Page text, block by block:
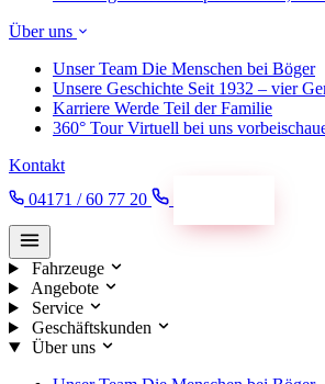
Über uns
Unser Team Die Menschen bei Böger
Unsere Geschichte Seit 1932 – vier
Karriere Werde Teil der Familie
360° Tour Virtuell bei uns
Kontakt
04171 / 60 77 20
Fahrzeuge
Angebote
Service
Geschäftskunden
Über uns